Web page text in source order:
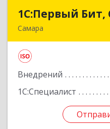
1С:Первый Бит,
Самара
Внедрений
1С:Специалист